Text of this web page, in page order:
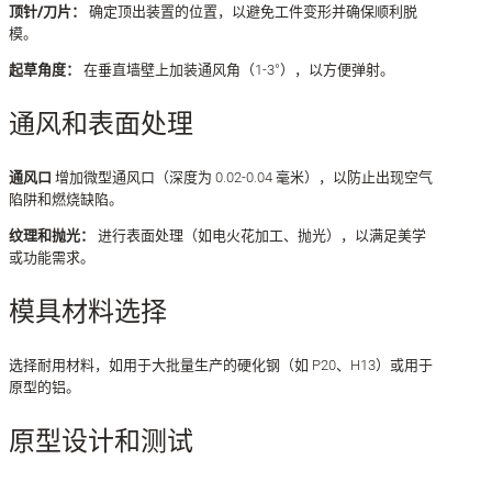
顶针/刀片： 确定顶出装置的位置，以避免工件变形并确保顺利脱
模。
起草角度： 在垂直墙壁上加装通风角（1-3°），以方便弹射。
通风和表面处理
通风口 增加微型通风口（深度为 0.02-0.04 毫米），以防止出现空气
陷阱和燃烧缺陷。
纹理和抛光： 进行表面处理（如电火花加工、抛光），以满足美学
或功能需求。
模具材料选择
选择耐用材料，如用于大批量生产的硬化钢（如 P20、H13）或用于
原型的铝。
原型设计和测试